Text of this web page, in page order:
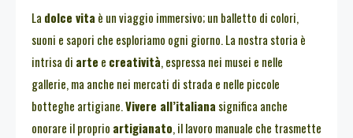
La dolce vita è un viaggio immersivo; un balletto di colori,
suoni e sapori che esploriamo ogni giorno. La nostra storia è
intrisa di arte e creatività, espressa nei musei e nelle
gallerie, ma anche nei mercati di strada e nelle piccole
botteghe artigiane.Vivere all’italiana significa anche
onorare il proprio artigianato, il lavoro manuale che trasmette